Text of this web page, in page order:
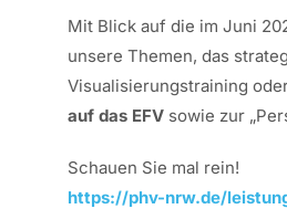
Mit Blick auf die im Juni
unsere Themen, das
Visualisierungstraining
auf das EFV sowie zur
Schauen Sie mal rein!
https://phv-nrw.de/